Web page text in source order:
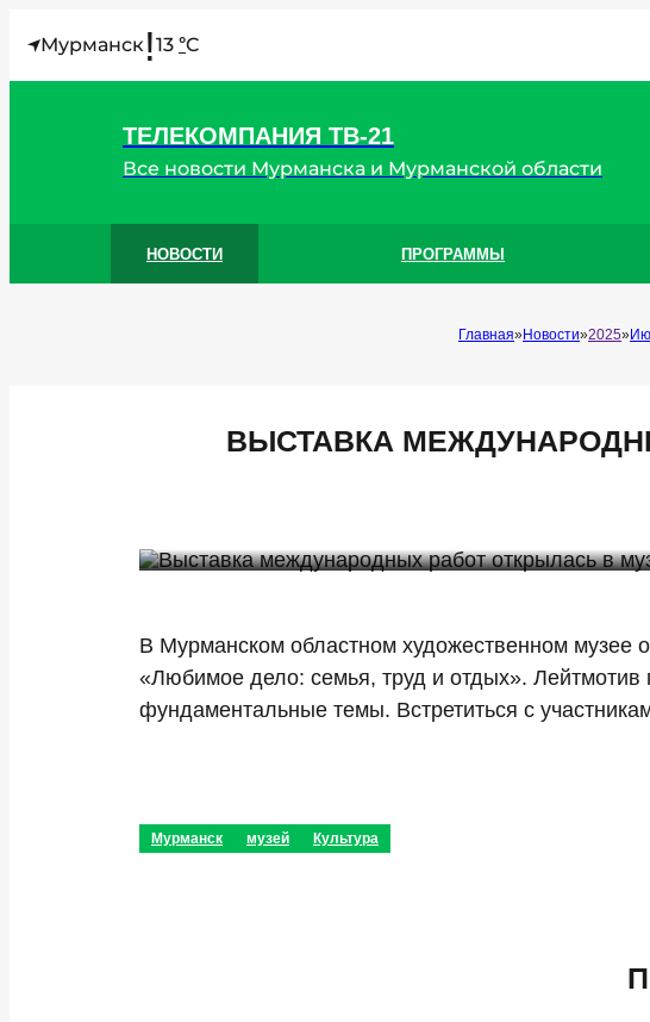
Мурманск!13 °C
ТЕЛЕКОМПАНИЯ ТВ-21
Все новости Мурманска и Мурманской области
НОВОСТИ ПРОГРАММЫ
Главная Новости 2025
ВЫСТАВКА
В Мурманском областном художественном музее
«Любимое дело: семья, труд и отдых». Лейтмотив
фундаментальные темы. Встретиться с
Мурманск музей Культура